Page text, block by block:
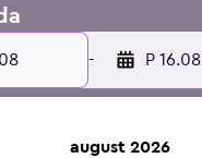
- P 16.08
august 2026